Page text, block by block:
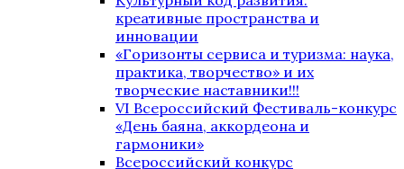
креативные пространства и
инновации
«Горизонты сервиса и туризма: наука,
практика, творчество» и их
творческие наставники!!!
VI Всероссийский Фестиваль-конкурс
«День баяна, аккордеона и
гармоники»
Всероссийский конкурс